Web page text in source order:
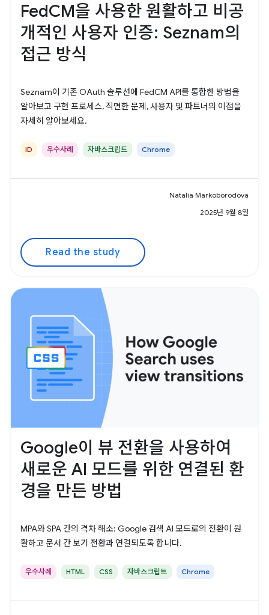
FedCM을 사용한 원활하고 비공
개적인 사용자 인증: Seznam의
접근 방식
Seznam이 기존 OAuth 솔루션에 FedCM API를 통합한 방법을
알아보고 구현 프로세스, 직면한 문제, 사용자 및 파트너의 이점을
자세히 알아보세요.
ID 우수사례 자바스크립트 Chrome
Natalia Markoborodova
2025년 9월 8일
Read the study
Google이 뷰 전환을 사용하여
새로운 AI 모드를 위한 연결된 환
경을 만든 방법
MPA와 SPA 간의 격차 해소: Google 검색 AI 모드로의 전환이 원
활하고 문서 간 보기 전환과 연결되도록 합니다.
우수사례 HTML CSS 자바스크립트 Chrome